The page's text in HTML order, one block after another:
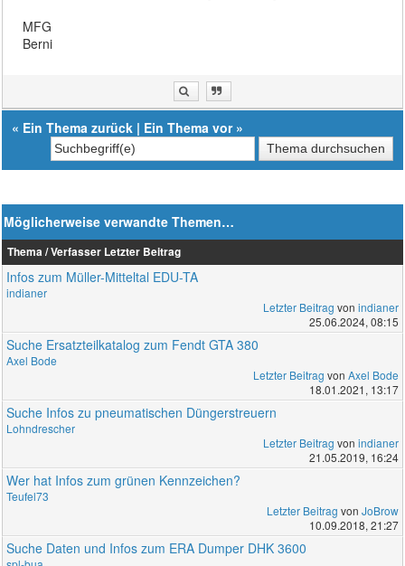
MFG
Berni
« Ein Thema zurück | Ein Thema vor»
Möglicherweise verwandte Themen…
Thema / Verfasser Letzter Beitrag
Infos zum Müller-Mitteltal EDU-TA
indianer
Letzter Beitrag von indianer
25.06.2024, 08:15
Suche Ersatzteilkatalog zum Fendt GTA 380
Axel Bode
Letzter Beitrag von Axel Bode
18.01.2021, 13:17
Suche Infos zu pneumatischen Düngerstreuern
Lohndrescher
Letzter Beitrag von indianer
21.05.2019, 16:24
Wer hat Infos zum grünen Kennzeichen?
Teufel73
Letzter Beitrag von JoBrow
10.09.2018, 21:27
Suche Daten und Infos zum ERA Dumper DHK 3600